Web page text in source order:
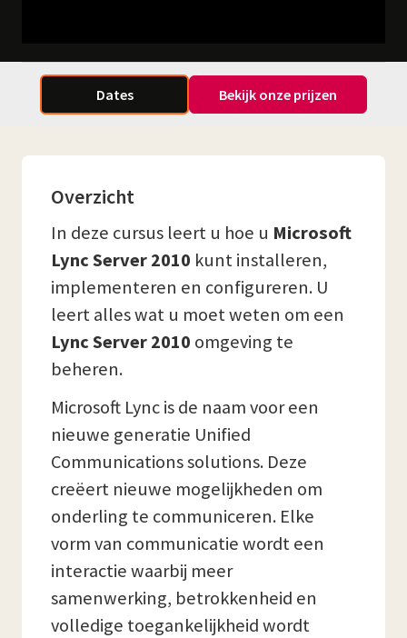
Dates Bekijk onze prijzen
Overzicht
In deze cursus leert u hoe u Microsoft
Lync Server 2010 kunt installeren,
implementeren en configureren. U
leert alles wat u moet weten om een
Lync Server 2010 omgeving te
beheren.
Microsoft Lync is de naam voor een
nieuwe generatie Unified
Communications solutions. Deze
creëert nieuwe mogelijkheden om
onderling te communiceren. Elke
vorm van communicatie wordt een
interactie waarbij meer
samenwerking, betrokkenheid en
volledige toegankelijkheid wordt